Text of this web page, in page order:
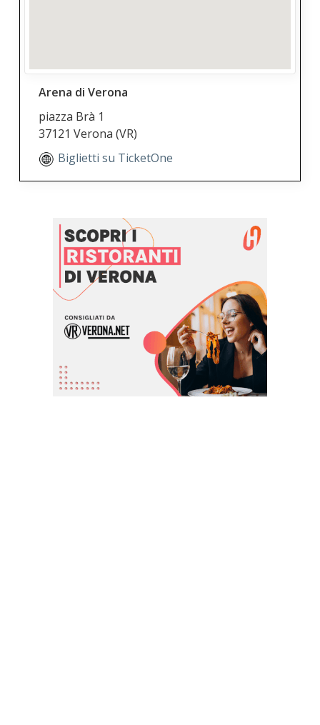
Arena di Verona
piazza Brà 1
37121 Verona(VR)
Biglietti su TicketOne